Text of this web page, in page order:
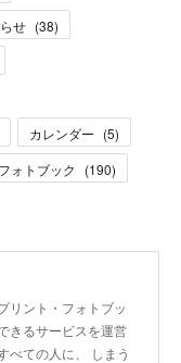
せ (38)
カレンダー (5)
フォトブック (190)
リント・フォトブッ
きるサービスを運営
べての人に、 しまう